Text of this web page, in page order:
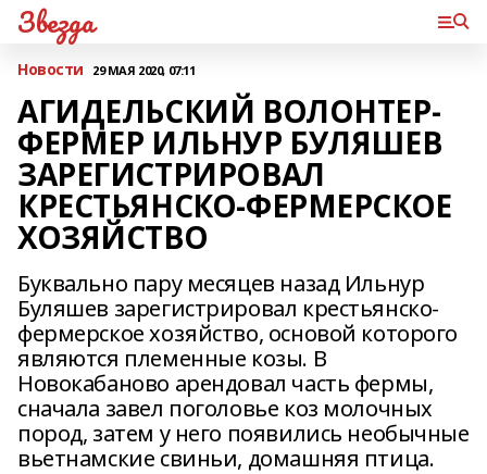
Звезда
Новости 29 МАЯ 2020, 07:11
АГИДЕЛЬСКИЙ ВОЛОНТЕР-
ФЕРМЕР ИЛЬНУР БУЛЯШЕВ
ЗАРЕГИСТРИРОВАЛ
КРЕСТЬЯНСКО-ФЕРМЕРСКОЕ
ХОЗЯЙСТВО
Буквально пару месяцев назад Ильнур
Буляшев зарегистрировал крестьянско-
фермерское хозяйство, основой которого
являются племенные козы. В
Новокабаново арендовал часть фермы,
сначала завел поголовье коз молочных
пород, затем у него появились необычные
вьетнамские свиньи, домашняя птица.